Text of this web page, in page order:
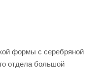
формы с серебряной
отдела большой